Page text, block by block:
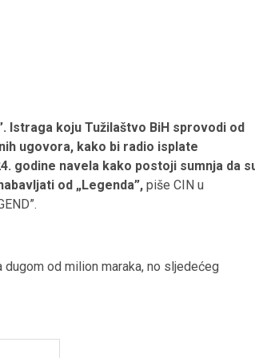
Istraga koju Tužilaštvo BiH sprovodi od
ugovora, kako bi radio isplate
godine navela kako postoji sumnja da
od „Legenda”, piše CIN u
dugom od milion maraka, no sljedećeg